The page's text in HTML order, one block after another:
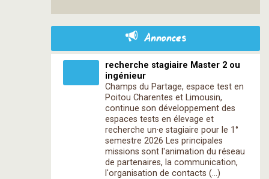
Annonces
recherche stagiaire Master 2 ou
ingénieur
Champs du Partage, espace test en
Poitou Charentes et Limousin,
continue son développement des
espaces tests en élevage et
recherche un·e stagiaire pour le 1°
semestre 2026 Les principales
missions sont l'animation du réseau
de partenaires, la communication,
l'organisation de contacts (…)